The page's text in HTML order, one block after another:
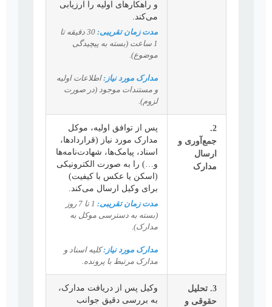
و راهکارهای اولیه را ارزیابی
می‌کند.
مدت زمان تقریبی:
30 دقیقه تا
1 ساعت (بسته به پیچیدگی
موضوع).
مدارک مورد نیاز:اطلاعات اولیه
و مستندات موجود (در صورت
لزوم).
2.
جمع‌آوری و
ارسال
مدارک
پس از توافق اولیه، موکل
مدارک مورد نیاز (قراردادها،
اسناد، پیامک‌ها، شهادت‌نامه‌ها
و…) را به صورت الکترونیکی
(اسکن یا عکس با کیفیت)
برای وکیل ارسال می‌کند.
مدت زمان تقریبی:
1 تا 7 روز
(بسته به دسترسی موکل به
مدارک).
مدارک مورد نیاز:کلیه اسناد و
مدارک مرتبط با پرونده.
3. تحلیل
حقوقی و
وکیل پس از دریافت مدارک،
به بررسی دقیق جوانب